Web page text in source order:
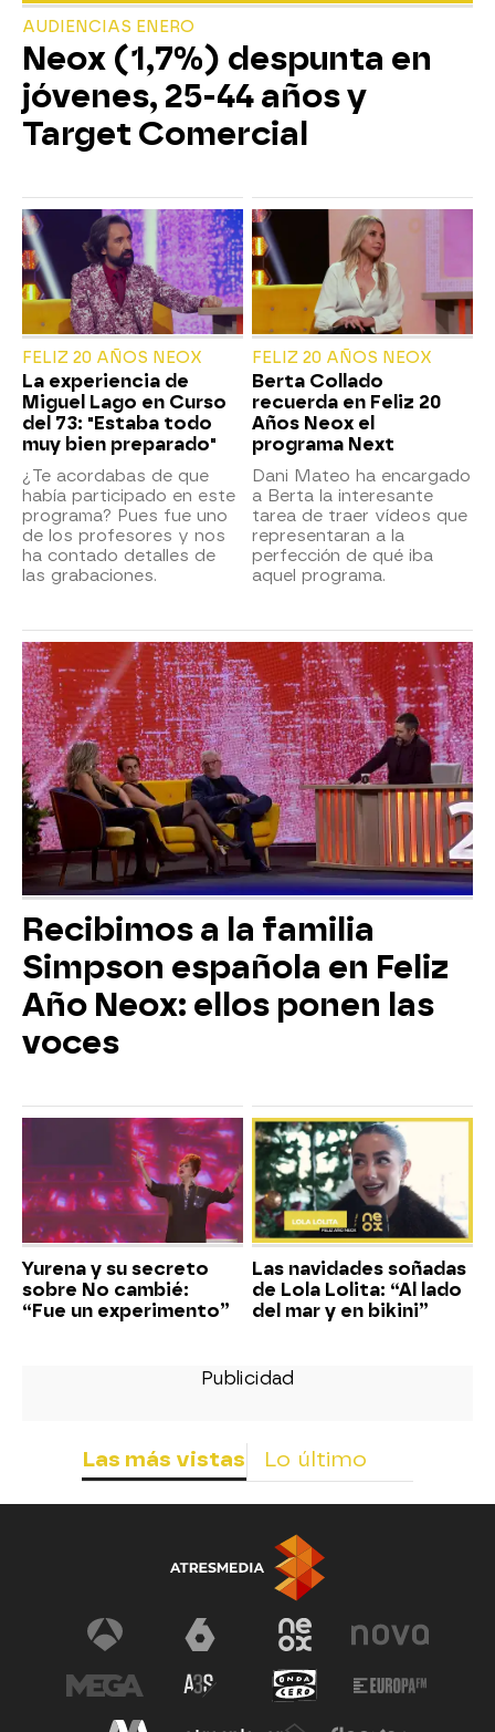
AUDIENCIAS ENERO
Neox (1,7%) despunta en
jóvenes, 25-44 años y
Target Comercial
FELIZ 20 AÑOS NEOX
La experiencia de
Miguel Lago en Curso
del 73: "Estaba todo
muy bien preparado"
¿Te acordabas de que
había participado en este
programa? Pues fue uno
de los profesores y nos
ha contado detalles de
las grabaciones.
FELIZ 20 AÑOS NEOX
Berta Collado
recuerda en Feliz 20
Años Neox el
programa Next
Dani Mateo ha encargado
a Berta la interesante
tarea de traer vídeos que
representaran a la
perfección de qué iba
aquel programa.
Recibimos a la familia
Simpson española en Feliz
Año Neox: ellos ponen las
voces
Yurena y su secreto
sobre No cambié:
“Fue un experimento”
Las navidades soñadas
de Lola Lolita: “Al lado
del mar y en bikini”
Las más vistas Lo último